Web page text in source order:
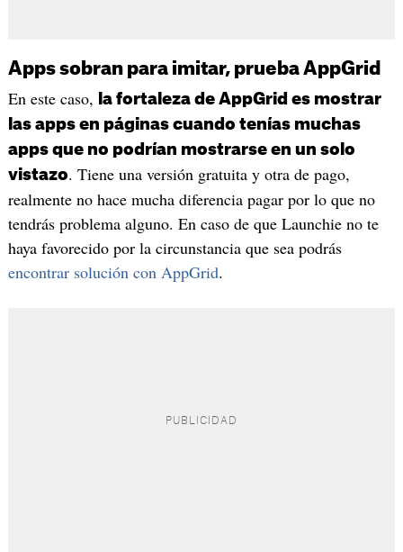
Apps sobran para imitar, prueba AppGrid
En este caso,
la fortaleza de AppGrid es mostrar
las apps en páginas cuando tenías muchas
apps que no podrían mostrarse en un solo
vistazo. Tiene una versión gratuita y otra de pago,
realmente no hace mucha diferencia pagar por lo que no
tendrás problema alguno. En caso de que Launchie no te
haya favorecido por la circunstancia que sea podrás
encontrar solución con AppGrid.